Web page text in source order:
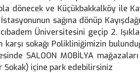
dönecek ve Küçükbakkalköy ile
sağına dönüp
Üniversitesini geçip 2.
sokağı Polikliniğimizin
SALOON MOBİLYA
içine park edebilirsiniz